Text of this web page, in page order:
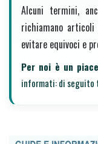
Alcuni termini,
richiamano articoli
evitare equivoci e
Per noi è un
informati: di